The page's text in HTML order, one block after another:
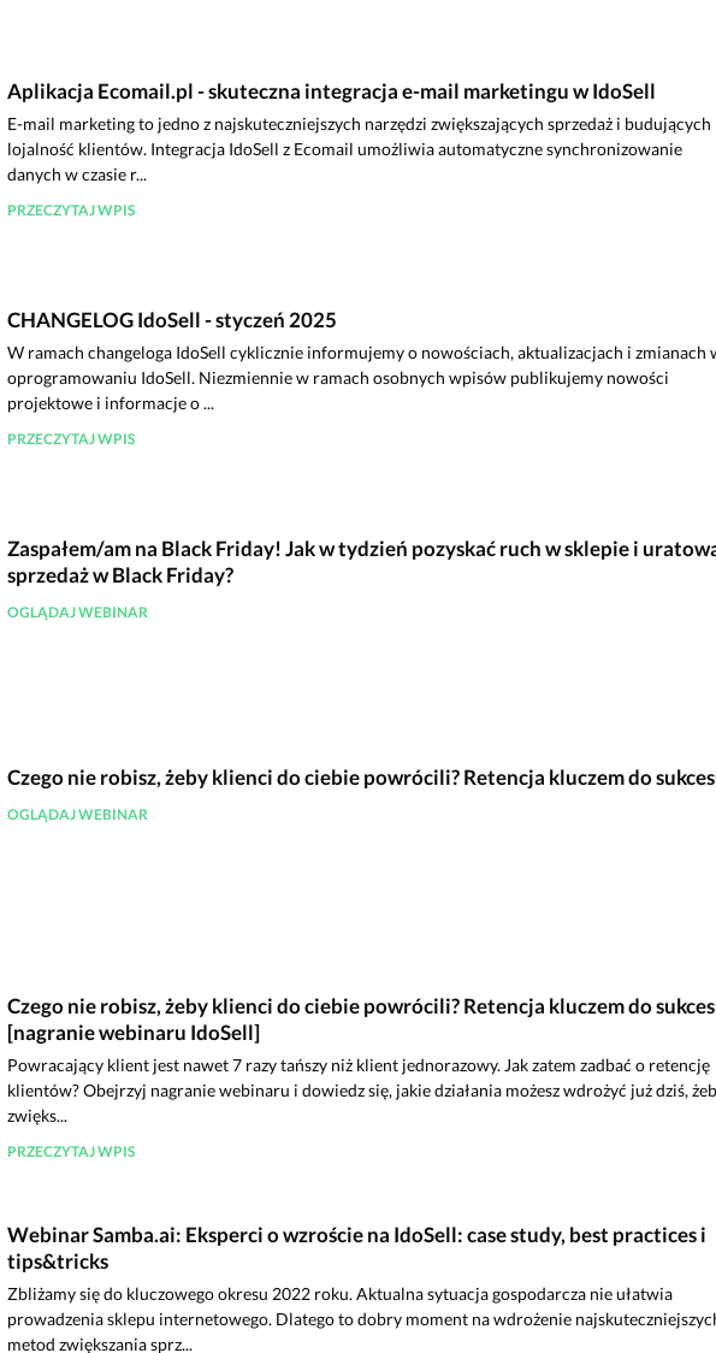
Aplikacja Ecomail.pl - skuteczna integracja e-mail marketingu w IdoSell
E-mail marketing to jedno z najskuteczniejszych narzędzi zwiększających sprzedaż i budujących
lojalność klientów. Integracja IdoSell z Ecomail umożliwia automatyczne synchronizowanie
danych w czasie r...
PRZECZYTAJ WPIS
CHANGELOG IdoSell - styczeń 2025
W ramach changeloga IdoSell cyklicznie informujemy o nowościach, aktualizacjach i zmianach
oprogramowaniu IdoSell. Niezmiennie w ramach osobnych wpisów publikujemy nowości
projektowe i informacje o ...
PRZECZYTAJ WPIS
Zaspałem/am na Black Friday! Jak w tydzień pozyskać ruch w sklepie i
sprzedaż w Black Friday?
OGLĄDAJ WEBINAR
Czego nie robisz, żeby klienci do ciebie powrócili? Retencja kluczem do
OGLĄDAJ WEBINAR
Czego nie robisz, żeby klienci do ciebie powrócili? Retencja kluczem do
[nagranie webinaru IdoSell]
Powracający klient jest nawet 7 razy tańszy niż klient jednorazowy. Jak zatem zadbać o retencję
klientów? Obejrzyj nagranie webinaru i dowiedz się, jakie działania możesz wdrożyć już dziś,
zwięks...
PRZECZYTAJ WPIS
Webinar Samba.ai: Eksperci o wzroście na IdoSell: case study, best practices i
tips&tricks
Zbliżamy się do kluczowego okresu 2022 roku. Aktualna sytuacja gospodarcza nie ułatwia
prowadzenia sklepu internetowego. Dlatego to dobry moment na wdrożenie
metod zwiększania sprz...